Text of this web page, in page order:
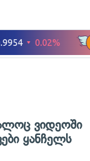
ვიდეოში
ყანჩელს